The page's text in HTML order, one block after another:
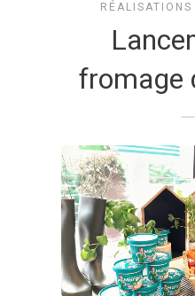
fromage